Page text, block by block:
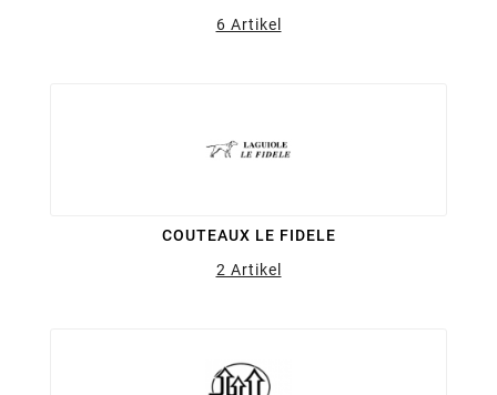
6 Artikel
COUTEAUX LE FIDELE
2 Artikel